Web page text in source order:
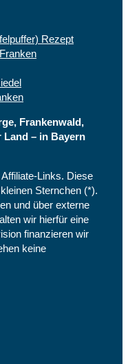
Rezept
Frankenwald,
Land – in Bayern
Links. Diese
Sternchen (*).
und über externe
wir hierfür eine
finanzieren wir
keine